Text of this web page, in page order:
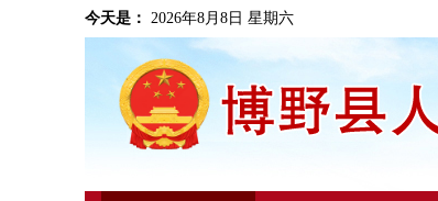
今天是： 2026年8月8日 星期六